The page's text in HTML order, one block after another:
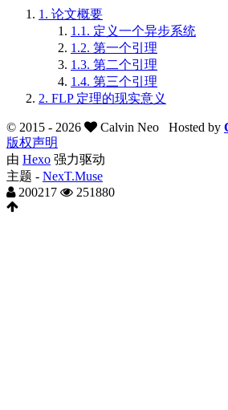
1. 论文概要
1.1. 定义一个异步系统
1.2. 第一个引理
1.3. 第二个引理
1.4. 第三个引理
2. FLP 定理的现实意义
© 2015 - 2026 Calvin Neo Hosted by
版权声明
由 Hexo 强力驱动
主题 - NexT.Muse
200217
251880